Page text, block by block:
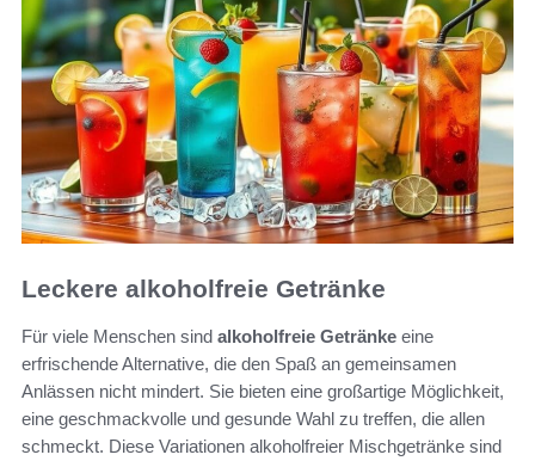
Leckere alkoholfreie Getränke
Für viele Menschen sind alkoholfreie Getränke eine
erfrischende Alternative, die den Spaß an gemeinsamen
Anlässen nicht mindert. Sie bieten eine großartige Möglichkeit,
eine geschmackvolle und gesunde Wahl zu treffen, die allen
schmeckt. Diese Variationen alkoholfreier Mischgetränke sind